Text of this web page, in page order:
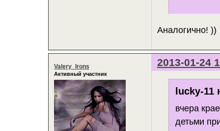
Аналогично! ))
2013-01-24
Valery_Irons
Активный участник
lucky-11
вчера
детьми